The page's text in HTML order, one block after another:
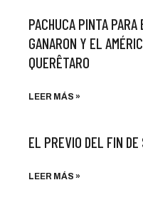
PACHUCA PINTA
GANARON Y EL
QUERÊTARO
LEER MÁS »
EL PREVIO DEL FIN DE
LEER MÁS »